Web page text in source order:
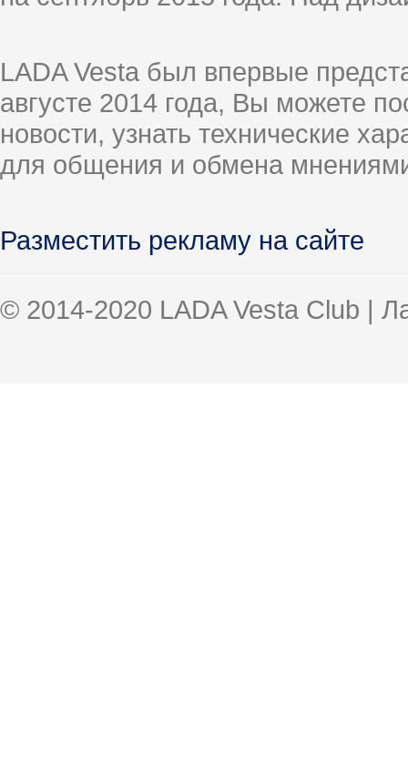
LADA Vesta был впервые
августе 2014 года, Вы можете
новости, узнать технические
для общения и обмена
Разместить рекламу на сайте
© 2014-2020 LADA Vesta Club |